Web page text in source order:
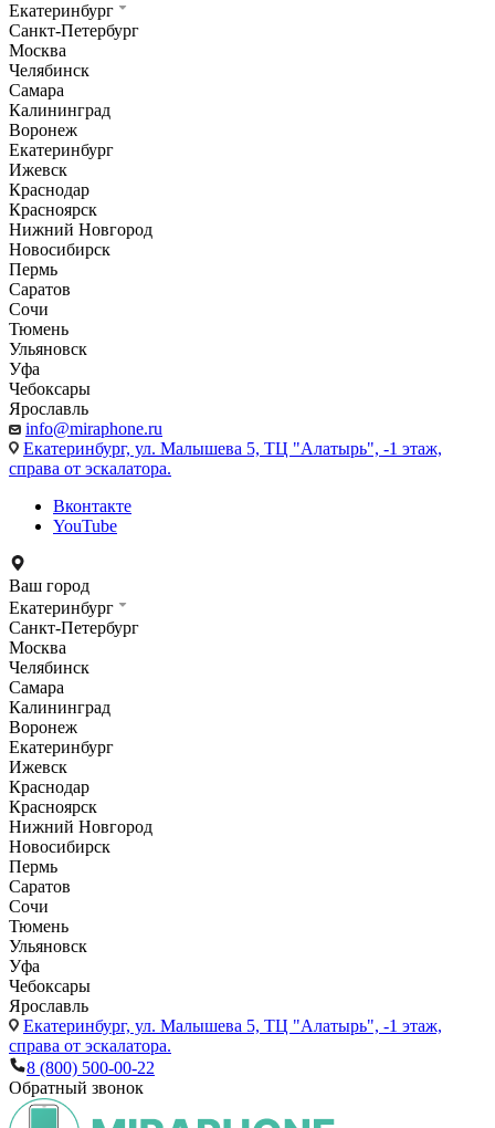
Екатеринбург
Санкт-Петербург
Москва
Челябинск
Самара
Калининград
Воронеж
Екатеринбург
Ижевск
Краснодар
Красноярск
Нижний Новгород
Новосибирск
Пермь
Саратов
Сочи
Тюмень
Ульяновск
Уфа
Чебоксары
Ярославль
info@miraphone.ru
Екатеринбург, ул. Малышева 5, ТЦ "Алатырь", -1 этаж,
справа от эскалатора.
Вконтакте
YouTube
Ваш город
Екатеринбург
Санкт-Петербург
Москва
Челябинск
Самара
Калининград
Воронеж
Екатеринбург
Ижевск
Краснодар
Красноярск
Нижний Новгород
Новосибирск
Пермь
Саратов
Сочи
Тюмень
Ульяновск
Уфа
Чебоксары
Ярославль
Екатеринбург, ул. Малышева 5, ТЦ "Алатырь", -1 этаж,
справа от эскалатора.
8 (800) 500-00-22
Обратный звонок